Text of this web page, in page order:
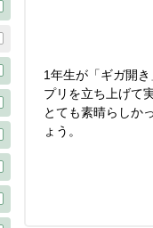
1年生が「ギガ開
プリを立ち上げて
とても素晴らしか
ょう。